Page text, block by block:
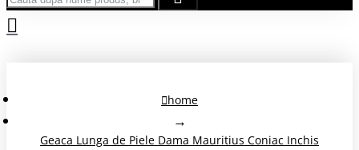
home
Geaca Lunga de Piele Dama Mauritius Coniac Inchis